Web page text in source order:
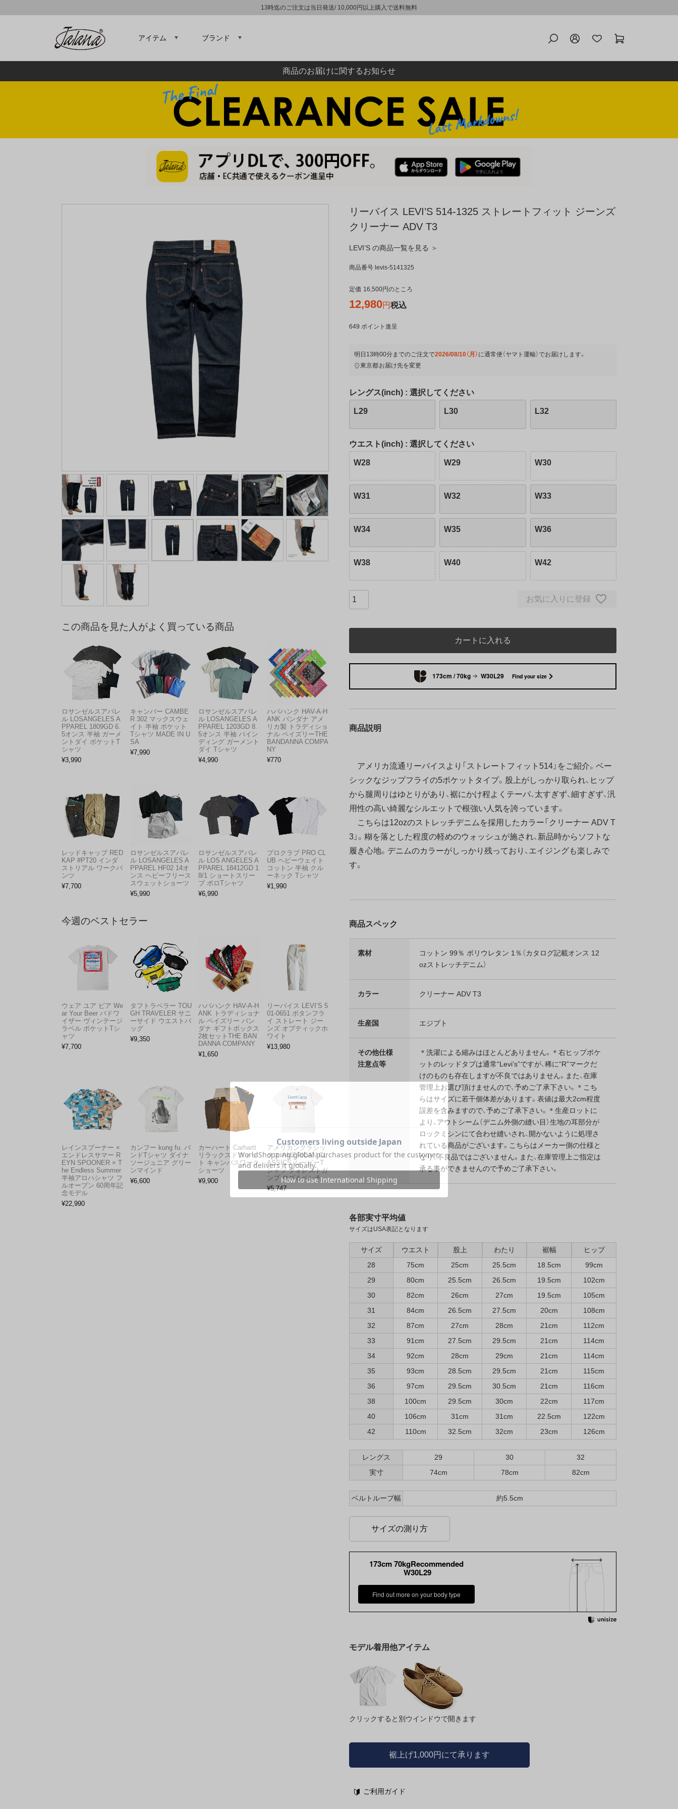
13時迄のご注文は当日発送/ 10,000円以上購入で送料無料
アイテム ブランド
商品のお届けに関するお知らせ
リーバイス LEVI’S 514-1325 ストレートフィット ジーンズ
クリーナー ADV T3
LEVI’S の商品一覧を見る ＞
商品番号 levis-5141325
定価 16,500 のところ
12,980 税込
649 ポイント進呈
明日 13時00分までのご注文で2026/08/10（月） に通常便（ヤマト運輸）でお届けします。
東京都お届け先を変更
レングス(inch) 選択してください
L29 L30 L32
ウエスト(inch) 選択してください
W28 W29 W30
W31 W32 W33
W34 W35 W36
W38 W40 W42
お気に入りに登録
カートに入れる
173cm / 70kg W30L29 Find your size
商品説明
アメリカ流通リーバイスより「ストレートフィット514」をご紹介。ベー
シックなジップフライの5ポケットタイプ。股上がしっかり取られ、ヒップ
から腿周りはゆとりがあり、裾にかけ程よくテーパ、太すぎず、細すぎず、汎
用性の高い綺麗なシルエットで根強い人気を誇っています。
こちらは12ozのストレッチデニムを採用したカラー「クリーナー ADV T
3」。糊を落とした程度の軽めのウォッシュが施され、新品時からソフトな
履き心地。デニムのカラーがしっかり残っており、エイジングも楽しみで
す。
商品スペック
素材
コットン 99％ ポリウレタン 1％（カタログ記載オンス 12
ozストレッチデニム）
カラー クリーナー ADV T3
生産国 エジプト
その他仕様
注意点等
＊洗濯による縮みはほとんどありません。＊右ヒップポケ
ットのレッドタブは通常“Levi’s”ですが、稀に“R”マークだ
けのものも存在しますが不良ではありません。また、在庫
管理上お選び頂けませんので、予めご了承下さい。＊こち
らはサイズに若干個体差があります。表値は最大2cm程度
誤差を含みますので、予めご了承下さい。＊生産ロットに
より、アウトシーム（デニム外側の縫い目）生地の耳部分が
ロックミシンにて合わせ縫いされ、開かないように処理さ
れている商品がございます。こちらはメーカー側の仕様と
なり、不良品ではございません。また、在庫管理上ご指定は
承る事ができませんので予めご了承下さい。
各部実寸平均値
サイズはUSA表記となります
サイズ ウエスト 股上 わたり 裾幅
ヒップ
28
75cm 25cm 25.5cm 18.5cm
99cm
29
80cm 25.5cm 26.5cm 19.5cm
102cm
30
82cm 26cm 27cm 19.5cm
105cm
31
84cm 26.5cm 27.5cm 20cm
108cm
32
87cm 27cm 28cm 21cm
112cm
33
91cm 27.5cm 29.5cm 21cm
114cm
34
92cm 28cm 29cm 21cm
114cm
35
93cm 28.5cm 29.5cm 21cm
115cm
36
97cm 29.5cm 30.5cm 21cm
116cm
38
100cm 29.5cm 30cm 22cm
117cm
40
106cm 31cm 31cm 22.5cm
122cm
42
110cm 32.5cm 32cm 23cm 126cm
レングス 29 30
32
実寸
74cm 78cm 82cm
ベルトループ幅 約5.5cm
サイズの測り方
173cm 70kgRecommended
W30L29
Find out more on your body type
モデル着用他アイテム
クリックすると別ウインドウで開きます
裾上げ1,000円にて承ります
ご利用ガイド
この商品を見た人がよく買っている商品
ロサンゼルスアパレ
ル LOSANGELES A
PPAREL 1809GD 6.
5オンス 半袖 ガーメ
ントダイ ポケットT
シャツ
¥3,990
キャンバー CAMBE
R 302 マックスウェ
イト 半袖 ポケット
Tシャツ MADE IN U
SA
¥7,990
ロサンゼルスアパレ
ル LOSANGELES A
PPAREL 1203GD 8.
5オンス 半袖 バイン
ディング ガーメント
ダイ Tシャツ
¥4,990
ハバハンク HAV-A-H
ANK バンダナ アメ
リカ製 トラディショ
ナル ペイズリーTHE
BANDANNA COMPA
NY
¥770
レッドキャップ RED
KAP #PT20 インダ
ストリアル ワークパ
ンツ
¥7,700
ロサンゼルスアパレ
ル LOSANGELES A
PPAREL HF02 14オ
ンス ヘビーフリース
スウェットショーツ
¥5,990
ロサンゼルスアパレ
ル LOS ANGELES A
PPAREL 18412GD 1
8/1 ショートスリー
ブ ポロTシャツ
¥6,990
プロクラブ PRO CL
UB ヘビーウェイト
コットン 半袖 クル
ーネック Tシャツ
¥1,990
今週のベストセラー
ウェア ユア ビア We
ar Your Beer バドワ
イザー ヴィンテージ
ラベル ポケットTシ
ャツ
¥7,700
タフトラベラー TOU
GH TRAVELER サニ
ーサイド ウエストバ
ッグ
¥9,350
ハバハンク HAV-A-H
ANK トラディショナ
ル ペイズリー バン
ダナ ギフトボックス
2枚セットTHE BAN
DANNA COMPANY
¥1,650
リーバイス LEVI’S 5
01-0651 ボタンフラ
イ ストレート ジー
ンズ オプティックホ
ワイト
¥13,980
レインスプーナー ×
エンドレスサマー R
EYN SPOONER × T
he Endless Summer
半袖アロハシャツ フ
ルオープン 60周年記
念モデル
¥22,990
カンフー kung fu. バ
ンドTシャツ ダイナ
ソージュニア グリー
ンマインド
¥6,600
カーハート Carhartt
リラックスドフィッ
ト キャンバスワーク
ショーツ
¥9,900
アメリカンクラシッ
クス AMERICAN CL
ASSICS ムービーT
シャツ フォレストガ
ンプ ロゴ＆ベンチ
¥5,747